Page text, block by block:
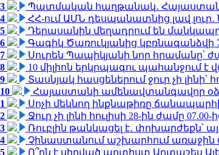
3
Պատմական հաղթանակ․
4
ՀՀ-ում ԱՄՆ դեսպանատնից լավ
5
Դերասանին մեղադրում են
6
Գագիկ Ծառուկյանից կբռնագանձվի
7
Սուրեն Պապիկյանի նոր հրամանը՝
8
10 միլիոն երկրպագու պահանջում է
9
Տասնյակ հասցեներում ջուր չի լինի՝
10
Հայաստանի ամենավտանգավոր
1
Սոչի մեկնող ինքնաթիռը
2
Ջուր չի լինի հուլիսի 28-ին ժամը
3
Ռուբլին թանկացել է․ փոխարժեքն՝
4
Չինաստանում աշխարհում
5
Ո՞րն է սիրված արտիստ Արտաշես